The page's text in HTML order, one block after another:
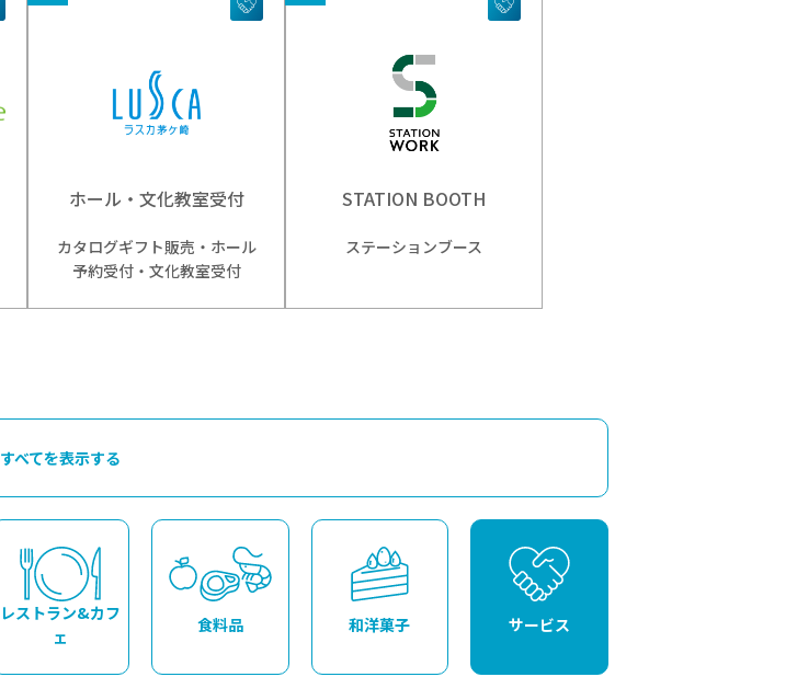
ホール・文化教室受付
カタログギフト販売・ホール
予約受付・文化教室受付
STATION BOOTH
ステーションブース
すべてを表示する
レストラン&カフ
ェ
食料品 和洋菓子 サービス